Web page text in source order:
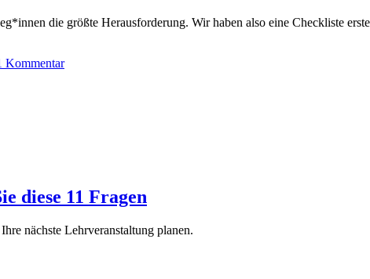
die größte Herausforderung. Wir haben also eine Checkliste
Kommentar
diese 11 Fragen
nächste Lehrveranstaltung planen.